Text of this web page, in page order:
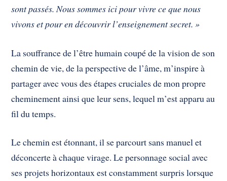
sont passés. Nous sommes ici pour vivre ce que nous
vivons et pour en découvrir l’enseignement secret. »
La souffrance de l’être humain coupé de la vision de son
chemin de vie, de la perspective de l’âme, m’inspire à
partager avec vous des étapes cruciales de mon propre
cheminement ainsi que leur sens, lequel m’est apparu au
fil du temps.
Le chemin est étonnant, il se parcourt sans manuel et
déconcerte à chaque virage. Le personnage social avec
ses projets horizontaux est constamment surpris lorsque